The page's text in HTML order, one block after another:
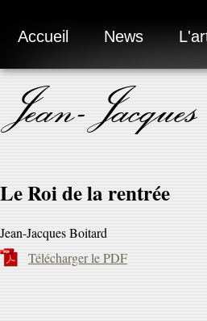
Accueil News
Jean-
Le Roi de la rentrée
Jean-Jacques Boitard
Télécharger le PDF